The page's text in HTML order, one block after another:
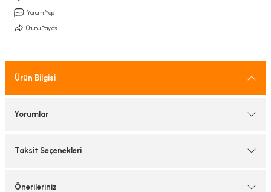
ArmatürlerYorum Yap
Ürünü Paylaş
Ürün Bilgisi
Yorumlar
Taksit Seçenekleri
Önerileriniz